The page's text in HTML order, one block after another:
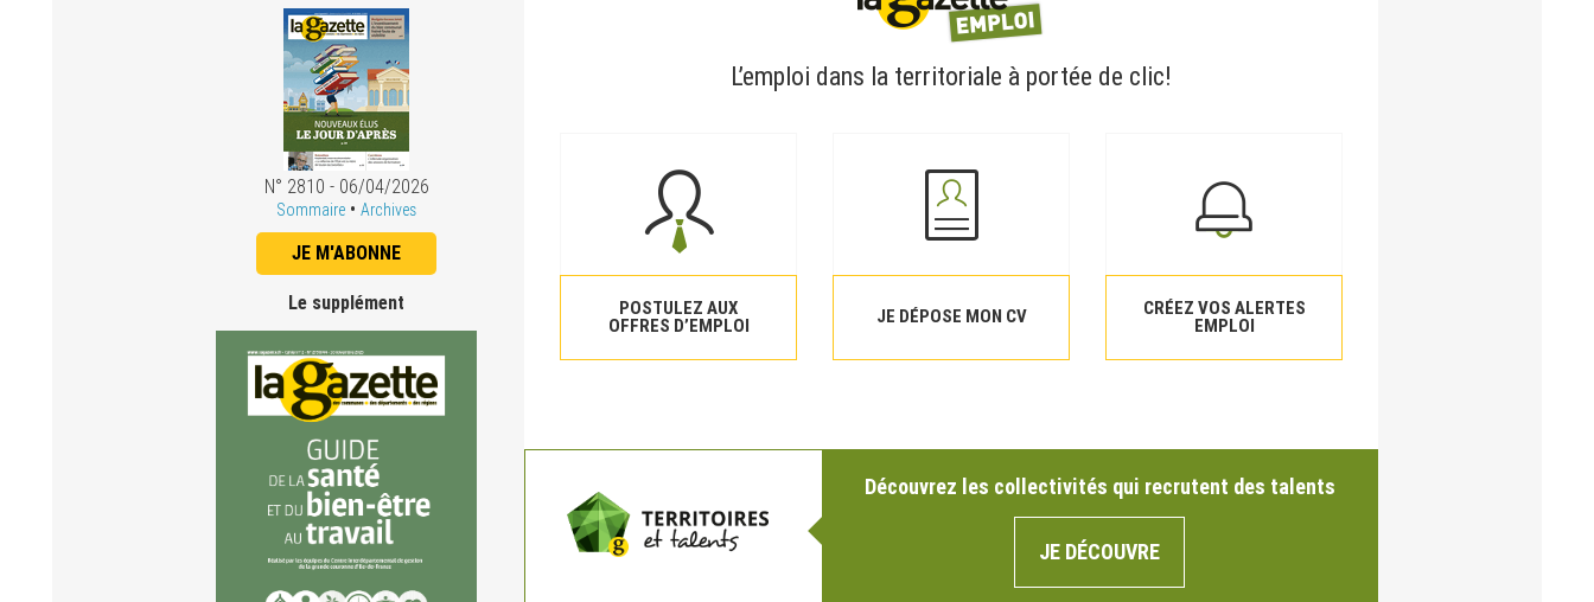
N° 2810 - 06/04/2026
Sommaire • Archives
JE M'ABONNE
Le supplément
L’emploi dans la territoriale à portée de clic!
POSTULEZ AUX
OFFRES D’EMPLOI
JE DÉPOSE MON CV
CRÉEZ VOS ALERTES
EMPLOI
Découvrez les collectivités qui recrutent des talents
JE DÉCOUVRE